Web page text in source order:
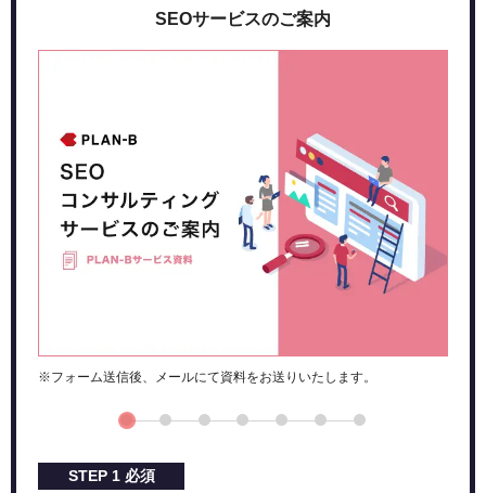
※フォーム送信後、メールにて資料をお送りいたします。
SEOサービスのご案内
STEP 1 必須